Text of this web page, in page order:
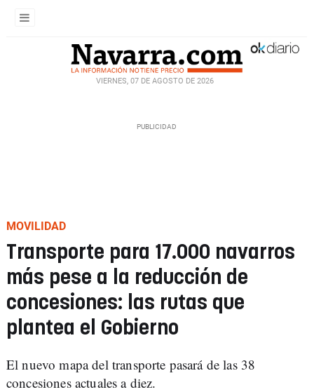
VIERNES, 07 DE AGOSTO DE 2026
MOVILIDAD
Transporte para 17.000 navarros
más pese a la reducción de
concesiones: las rutas que
plantea el Gobierno
El nuevo mapa del transporte pasará de las 38
concesiones actuales a diez.